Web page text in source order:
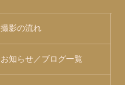
撮影の流れ
お知らせ／ブログ一覧